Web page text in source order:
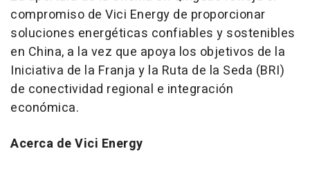
compromiso de Vici Energy de proporcionar
soluciones energéticas confiables y sostenibles
en China, a la vez que apoya los objetivos de la
Iniciativa de la Franja y la Ruta de la Seda (BRI)
de conectividad regional e integración
económica.
Acerca de Vici Energy